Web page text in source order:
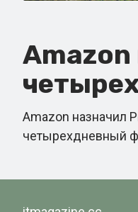
Amazon назначил
четырехдневный